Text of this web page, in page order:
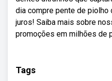
dia compre pente de
juros! Saiba mais sobre
promoções em milhões de
Tags